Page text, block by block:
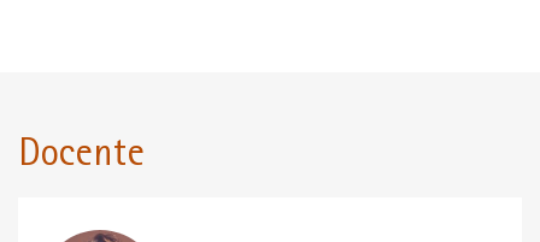
Docente